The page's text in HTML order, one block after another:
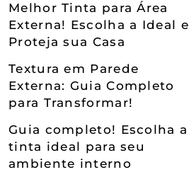
Melhor Tinta para Área
Externa! Escolha a Ideal e
Proteja sua Casa
Textura em Parede
Externa: Guia Completo
para Transformar!
Guia completo! Escolha a
tinta ideal para seu
ambiente interno